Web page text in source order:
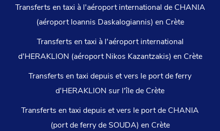
Transferts en taxi à l'aéroport international de CHANIA
(aéroport Ioannis Daskalogiannis) en Crète
Transferts en taxi à l'aéroport international
d'HERAKLION (aéroport Nikos Kazantzakis) en Crète
Transferts en taxi depuis et vers le port de ferry
d'HERAKLION sur l'île de Crète
Transferts en taxi depuis et vers le port de CHANIA
(port de ferry de SOUDA) en Crète